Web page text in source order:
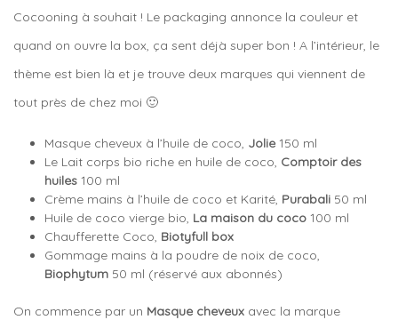
Cocooning à souhait ! Le packaging annonce la couleur et
quand on ouvre la box, ça sent déjà super bon ! A l’intérieur, le
thème est bien là et je trouve deux marques qui viennent de
tout près de chez moi 🙂
Masque cheveux à l’huile de coco, Jolie 150 ml
Le Lait corps bio riche en huile de coco, Comptoir des
huiles 100 ml
Crème mains à l’huile de coco et Karité, Purabali 50 ml
Huile de coco vierge bio, La maison du coco 100 ml
Chaufferette Coco, Biotyfull box
Gommage mains à la poudre de noix de coco,
Biophytum 50 ml (réservé aux abonnés)
On commence par un Masque cheveux avec la marque